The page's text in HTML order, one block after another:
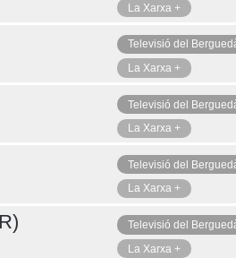
La Xarxa +
Televisió del
La Xarxa +
Televisió del
La Xarxa +
Televisió del
La Xarxa +
Televisió del
La Xarxa +